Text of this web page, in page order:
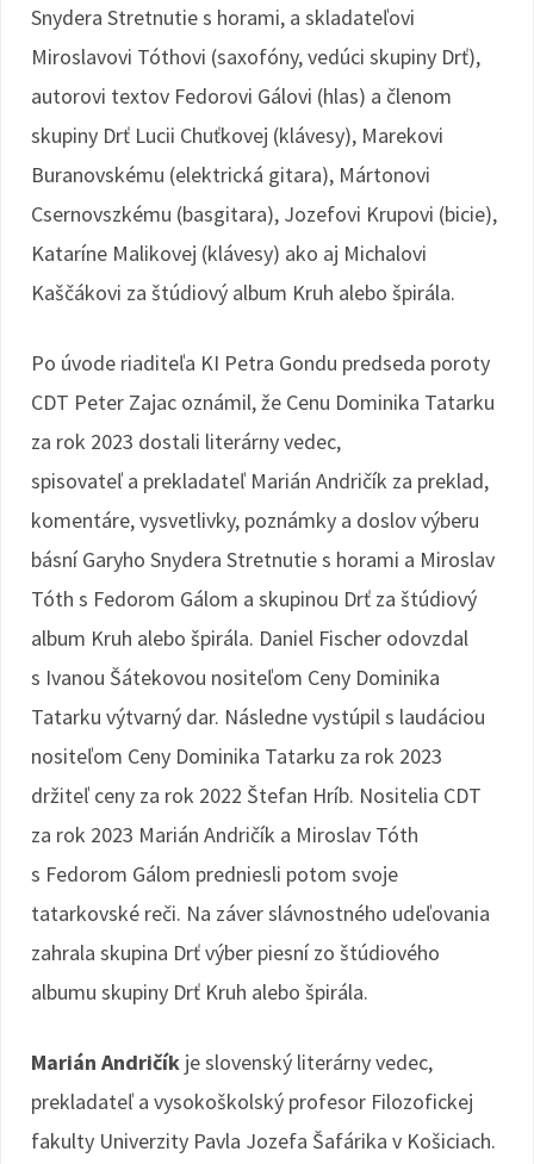
Snydera Stretnutie s horami, a skladateľovi
Miroslavovi Tóthovi (saxofóny, vedúci skupiny Drť),
autorovi textov Fedorovi Gálovi (hlas) a členom
skupiny Drť Lucii Chuťkovej (klávesy), Marekovi
Buranovskému (elektrická gitara), Mártonovi
Csernovszkému (basgitara), Jozefovi Krupovi (bicie),
Kataríne Malikovej (klávesy) ako aj Michalovi
Kaščákovi za štúdiový album Kruh alebo špirála.
Po úvode riaditeľa KI Petra Gondu predseda poroty
CDT Peter Zajac oznámil, že Cenu Dominika Tatarku
za rok 2023 dostali literárny vedec,
spisovateľ a prekladateľ Marián Andričík za preklad,
komentáre, vysvetlivky, poznámky a doslov výberu
básní Garyho Snydera Stretnutie s horami a Miroslav
Tóth s Fedorom Gálom a skupinou Drť za štúdiový
album Kruh alebo špirála. Daniel Fischer odovzdal
s Ivanou Šátekovou nositeľom Ceny Dominika
Tatarku výtvarný dar. Následne vystúpil s laudáciou
nositeľom Ceny Dominika Tatarku za rok 2023
držiteľ ceny za rok 2022 Štefan Hríb. Nositelia CDT
za rok 2023 Marián Andričík a Miroslav Tóth
s Fedorom Gálom predniesli potom svoje
tatarkovské reči. Na záver slávnostného udeľovania
zahrala skupina Drť výber piesní zo štúdiového
albumu skupiny Drť Kruh alebo špirála.
Marián Andričík je slovenský literárny vedec,
prekladateľ a vysokoškolský profesor Filozofickej
fakulty Univerzity Pavla Jozefa Šafárika v Košiciach.